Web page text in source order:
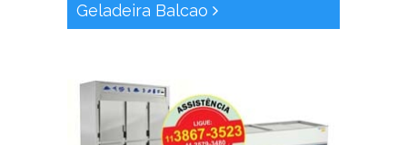
Geladeira Balcao